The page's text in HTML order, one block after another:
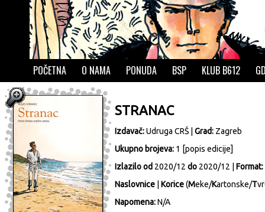
POČETNA O NAMA PONUDA BSP KLUB B612
STRANAC
Izdavač:Udruga CRŠ Grad: Zagreb
Ukupno brojeva: 1 [popis edicije]
Izlazilo od 2020/12 do 2020/12 | Format:
Naslovnice
Korice(Meke/Kartonske/T
Napomena:N/A